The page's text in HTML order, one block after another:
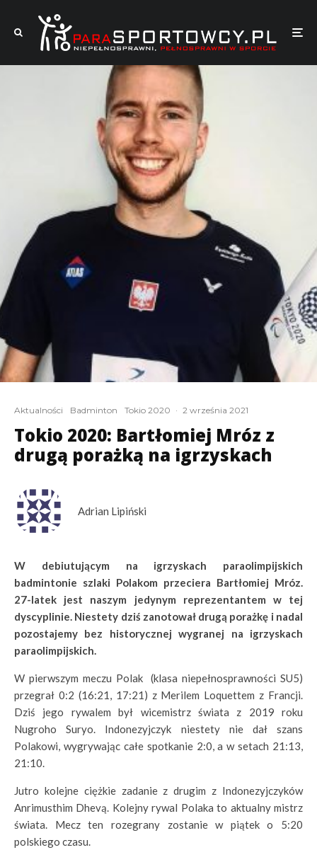
Aktualności Badminton Tokio 2020 · 2 września 2021
Tokio 2020: Bartłomiej Mróz z
drugą porażką na igrzyskach
Adrian Lipiński
W debiutującym na igrzyskach paraolimpijskich
badmintonie szlaki Polakom przeciera Bartłomiej Mróz.
27-latek jest naszym jedynym reprezentantem w tej
dyscyplinie. Niestety dziś zanotował drugą porażkę i nadal
pozostajemy bez historycznej wygranej na igrzyskach
paraolimpijskich.
W pierwszym meczu Polak (klasa niepełnosprawności SU5)
przegrał 0:2 (16:21, 17:21) z Merilem Loquettem z Francji.
Dziś jego rywalem był wicemistrz świata z 2019 roku
Nugroho Suryo. Indonezyjczyk niestety nie dał szans
Polakowi, wygrywając całe spotkanie 2:0, a w setach 21:13,
21:10.
Jutro kolejne ciężkie zadanie z drugim z Indonezyjczyków
Anrimusthim Dhevą. Kolejny rywal Polaka to aktualny mistrz
świata. Mecz ten rozegrany zostanie w piątek o 5:20
polskiego czasu.